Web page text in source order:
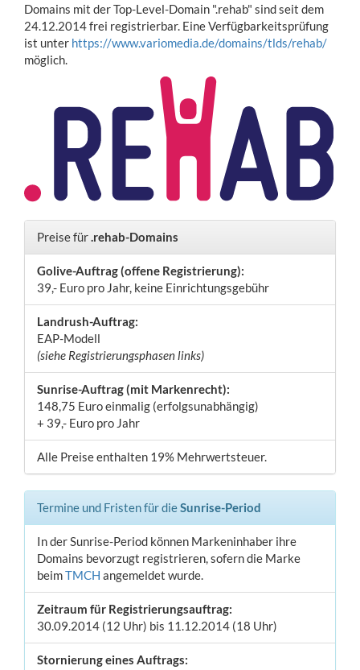
Domains mit der Top-Level-Domain ".rehab" sind seit dem
24.12.2014 frei registrierbar. Eine Verfügbarkeitsprüfung
ist unter https://www.variomedia.de/domains/tlds/rehab/
möglich.
Preise für.rehab-Domains
Golive-Auftrag (offene Registrierung):
39,- Euro pro Jahr, keine Einrichtungsgebühr
Landrush-Auftrag:
EAP-Modell
(siehe Registrierungsphasen links)
Sunrise-Auftrag (mit Markenrecht):
148,75 Euro einmalig (erfolgsunabhängig)
+ 39,- Euro pro Jahr
Alle Preise enthalten 19% Mehrwertsteuer.
Termine und Fristen für dieSunrise-Period
In der Sunrise-Period können Markeninhaber ihre
Domains bevorzugt registrieren, sofern die Marke
beimTMCH angemeldet wurde.
Zeitraum für Registrierungsauftrag:
30.09.2014 (12 Uhr) bis 11.12.2014 (18 Uhr)
Stornierung eines Auftrags: